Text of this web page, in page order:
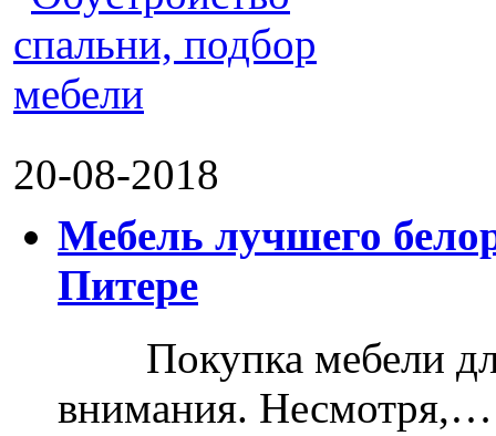
20-08-2018
Мебель лучшего
Питере
Покупка мебели для
внимания. Несмотря,…